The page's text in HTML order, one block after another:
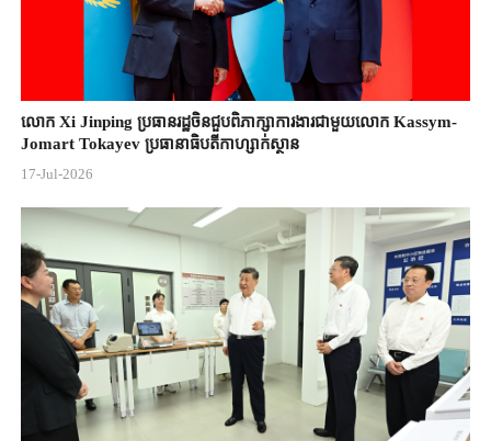
លោក Xi Jinping ប្រធានរដ្ឋចិន​ជួបពិភាក្សា​ការងារជាមួយ​លោក Kassym-
Jomart ​Tokayev ​ប្រធានាធិបតី​កាហ្សាក់ស្ថាន​
17-Jul-2026